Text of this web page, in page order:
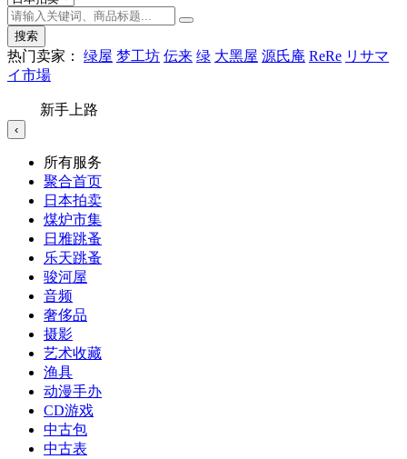
搜索
热门卖家： 绿屋 梦工坊 伝来 绿 大黑屋 源氏庵 ReRe リサマ
イ市場
新手上路
‹
所有服务
聚合首页
日本拍卖
煤炉市集
日雅跳蚤
乐天跳蚤
骏河屋
音频
奢侈品
摄影
艺术收藏
渔具
动漫手办
CD游戏
中古包
中古表